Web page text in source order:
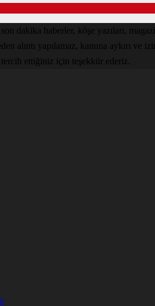
dakika haberler, köşe yazıları,
alıntı yapılamaz, kanuna aykırı ve
ettiğiniz için teşekkür ederiz.